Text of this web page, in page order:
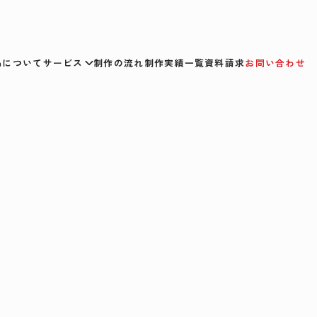
ついてサービス 制作の流れ制作実績一覧資料請求お問い合わせ